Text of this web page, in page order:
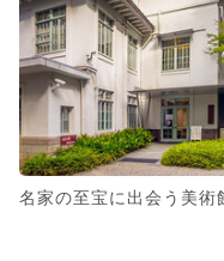
名家の至宝に出会う美術